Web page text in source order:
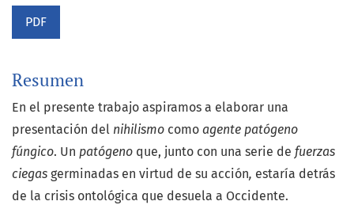
PDF
Resumen
En el presente trabajo aspiramos a elaborar una
presentación del nihilismo como agente patógeno
fúngico. Un patógeno que, junto con una serie de fuerzas
ciegas germinadas en virtud de su acción, estaría detrás
de la crisis ontológica que desuela a Occidente.